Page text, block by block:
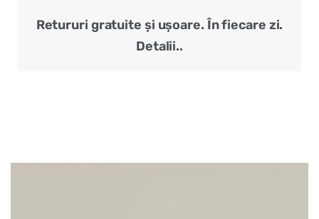
Retururi gratuite și ușoare. În fiecare zi.
Detalii..